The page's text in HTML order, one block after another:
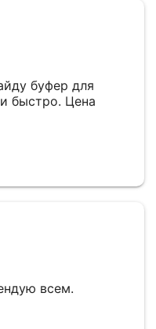
буфер для
быстро. Цена
всем.